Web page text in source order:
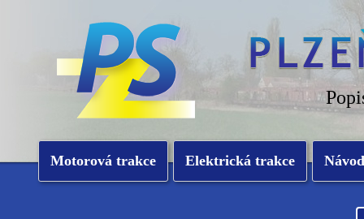
Motorová trakce Elektrická trakce